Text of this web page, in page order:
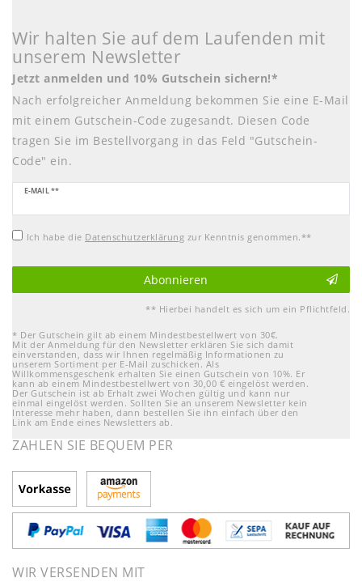
Wir halten Sie auf dem Laufenden mit
unserem Newsletter
Jetzt anmelden und 10% Gutschein sichern!*
Nach erfolgreicher Anmeldung bekommen Sie eine E-Mail
mit einem Gutschein-Code zugesandt. Diesen Code
tragen Sie im Bestellvorgang in das Feld "Gutschein-
Code" ein.
E-MAIL **
Newsletter
Honig
Ich habe die Daten­schutz­erklärung zur Kenntnis genommen.**
Abonnieren
** Hierbei handelt es sich um ein Pflichtfeld.
* Der Gutschein gilt ab einem Mindestbestellwert von 30€.
Mit der Anmeldung für den Newsletter erklären Sie sich damit
einverstanden, dass wir Ihnen regelmäßig Informationen zu
unserem Sortiment per E-Mail zuschicken. Als
Willkommensgeschenk erhalten Sie einen Gutschein von 10%. Er
kann ab einem Mindestbestellwert von 30,00 € eingelöst werden.
Der Gutschein ist ab Erhalt zwei Wochen gültig und kann nur
einmal eingelöst werden. Sollten Sie an unserem Newsletter kein
Interesse mehr haben, dann bestellen Sie ihn einfach über den
Link am Ende eines Newsletters ab.
ZAHLEN SIE BEQUEM PER
WIR VERSENDEN MIT